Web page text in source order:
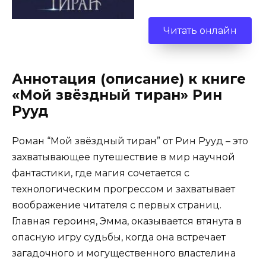
Читать онлайн
Аннотация (описание) к книге
«Мой звёздный тиран» Рин
Рууд
Роман “Мой звёздный тиран” от Рин Рууд – это
захватывающее путешествие в мир научной
фантастики, где магия сочетается с
технологическим прогрессом и захватывает
воображение читателя с первых страниц.
Главная героиня, Эмма, оказывается втянута в
опасную игру судьбы, когда она встречает
загадочного и могущественного властелина